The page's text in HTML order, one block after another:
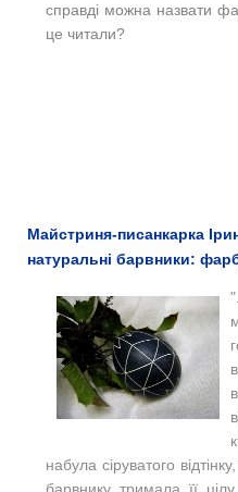
справді можна назвати
це читали?
Майстриня-писанкарка
натуральні барвники:
набула сіруватого